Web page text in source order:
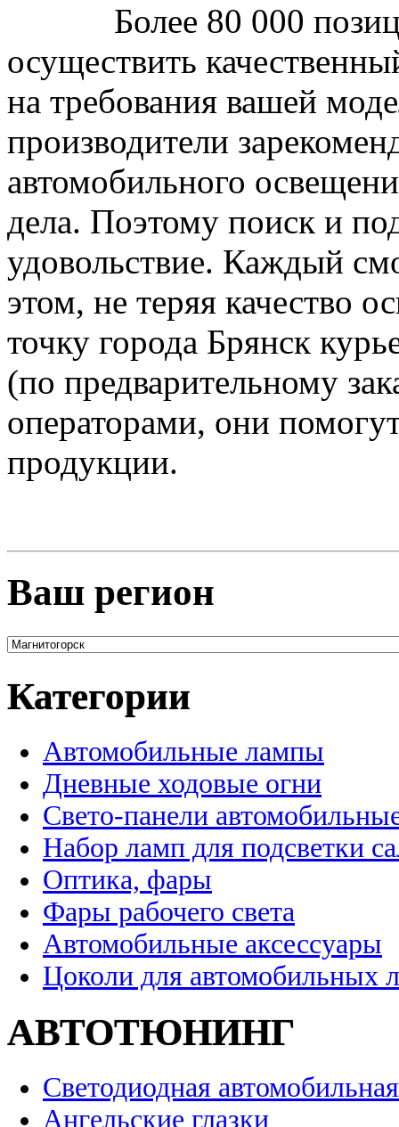
Более 80 000
осуществить
на требования вашей
производители
автомобильного
дела. Поэтому поиск и
удовольствие. Каждый
этом, не теряя качество
точку города Брянск
(по предварительному
операторами, они
продукции.
Ваш регион
Категории
Автомобильные лампы
Дневные ходовые огни
Свето-панели
Набор ламп для подсветки
Оптика, фары
Фары рабочего света
Автомобильные аксессуары
Цоколи для автомобильных
АВТОТЮНИНГ
Светодиодная
Ангельские глазки